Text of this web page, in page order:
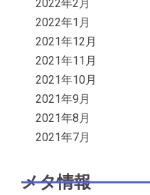
2022年2月
2022年1月
2021年12月
2021年11月
2021年10月
2021年9月
2021年8月
2021年7月
メタ情報